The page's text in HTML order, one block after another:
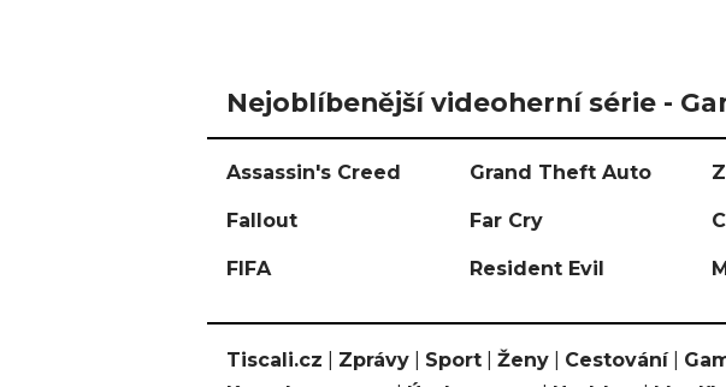
Nejoblíbenější videoherní série -
Assassin's Creed Grand Theft Auto
Fallout Far Cry
FIFA Resident Evil
Tiscali.cz Zprávy Sport Ženy Cestování|